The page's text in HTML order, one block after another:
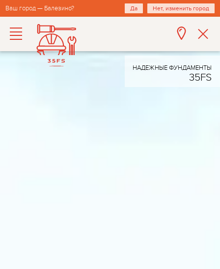
Ваш город — Балезино? Да Нет, изменить город
НАДЕЖНЫЕ ФУНДАМЕНТЫ
35FS